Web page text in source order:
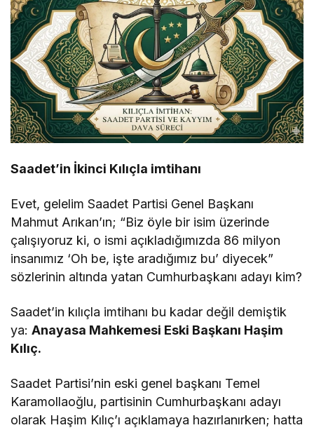
Saadet’in İkinci Kılıçla imtihanı
Evet, gelelim Saadet Partisi Genel Başkanı
Mahmut Arıkan’ın; “Biz öyle bir isim üzerinde
çalışıyoruz ki, o ismi açıkladığımızda 86 milyon
insanımız ‘Oh be, işte aradığımız bu’ diyecek”
sözlerinin altında yatan Cumhurbaşkanı adayı kim?
Saadet’in kılıçla imtihanı bu kadar değil demiştik
ya:Anayasa Mahkemesi Eski Başkanı Haşim
Kılıç.
Saadet Partisi’nin eski genel başkanı Temel
Karamollaoğlu, partisinin Cumhurbaşkanı adayı
olarak Haşim Kılıç’ı açıklamaya hazırlanırken; hatta